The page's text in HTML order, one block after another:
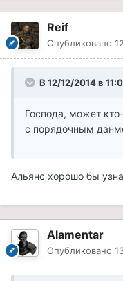
Reif
Опубликовано
В 12/12/2014 в
Господа, может
с порядочным
Альянс хорошо бы
Alamentar
Опубликовано